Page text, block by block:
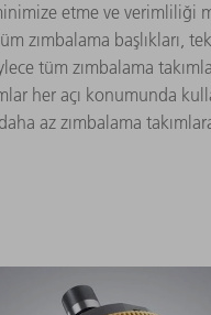
etme ve verimliliği
zımbalama başlıkları,
tüm zımbalama
her açı konumunda
az zımbalama